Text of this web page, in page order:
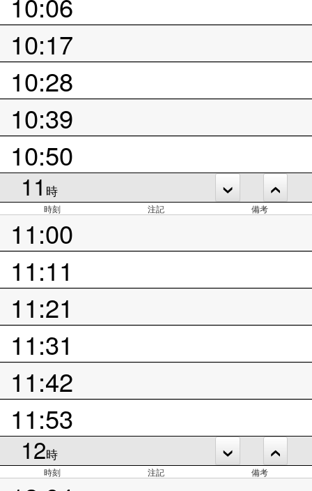
10:17
10:28
10:39
10:50
11 時
時刻 注記 備考
11:00
11:11
11:21
11:31
11:42
11:53
12時
時刻 注記 備考